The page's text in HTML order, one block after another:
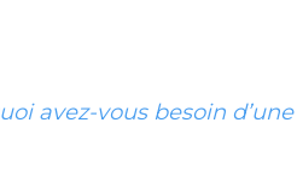
avez-vous besoin